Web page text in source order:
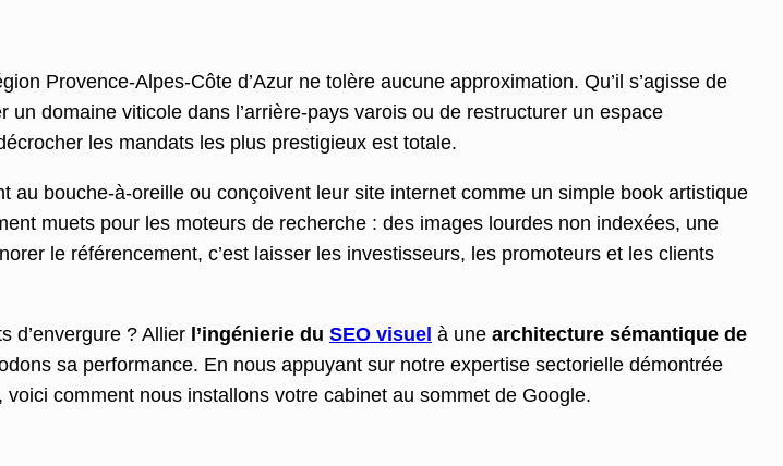
Provence-Alpes-Côte d’Azur ne tolère aucune approximation. Qu’il s’agisse de
domaine viticole dans l’arrière-pays varois ou de restructurer un espace
les mandats les plus prestigieux est totale.
au bouche-à-oreille ou conçoivent leur site internet comme un simple book artistique
muets pour les moteurs de recherche : des images lourdes non indexées, une
le référencement, c’est laisser les investisseurs, les promoteurs et les clients
d’envergure ? Allier l’ingénierie du SEO visuel à une architecture sémantique de
sa performance. En nous appuyant sur notre expertise sectorielle démontrée
, voici comment nous installons votre cabinet au sommet de Google.